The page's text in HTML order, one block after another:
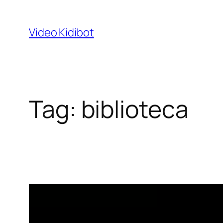
content
Video Kidibot
Tag: biblioteca